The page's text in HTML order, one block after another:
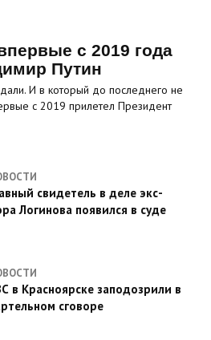
с 2019 года
Путин
И в который до последнего не
с 2019 прилетел Президент
свидетель в деле экс-
Логинова появился в суде
в Красноярске заподозрили в
сговоре